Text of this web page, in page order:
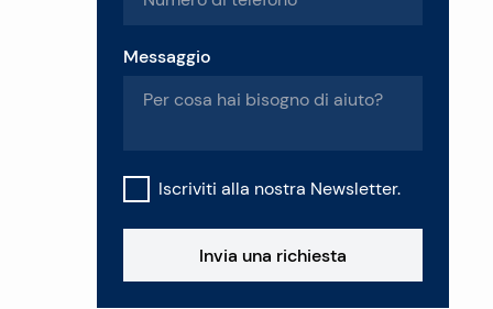
Messaggio
Iscriviti alla nostra Newsletter.
Invia una richiesta